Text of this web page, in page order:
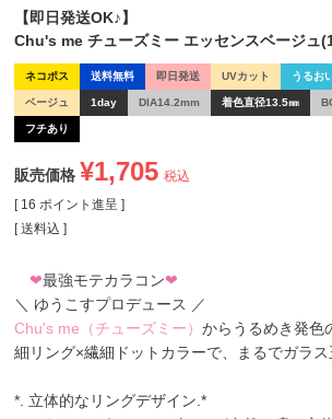
【即日発送OK♪】
Chu's me チューズミー エッセンスベージュ
ネコポス 送料無料 即日発送 UVカット うるお
ベージュ 1day DIA14.2mm 着色直径13.5㎜
フチあり
販売価格 ¥1,705 税込
[ 16 ポイント進呈 ]
送料込
❤最強モテカラコン❤
＼ ゆうこすプロデュース ／
Chu's me（チューズミー） からうるめき発色
細リング×繊細ドットカラーで、まるでガラ
*. 立体的なリングデザイン.*